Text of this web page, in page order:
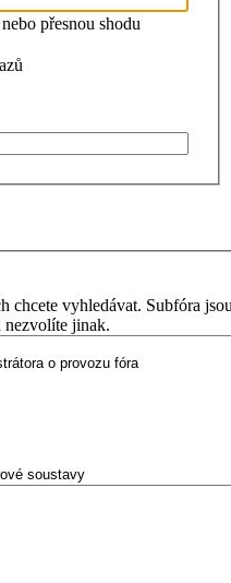
přesnou shodu
chcete vyhledávat. Subfóra
nezvolíte jinak.